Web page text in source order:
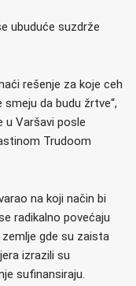
ubuduće suzdrže
rešenje za koje ceh
da budu žrtve“,
u Varšavi posle
Trudoom
na koji način bi
radikalno povećaju
gde su zaista
izrazili su
sufinansiraju.